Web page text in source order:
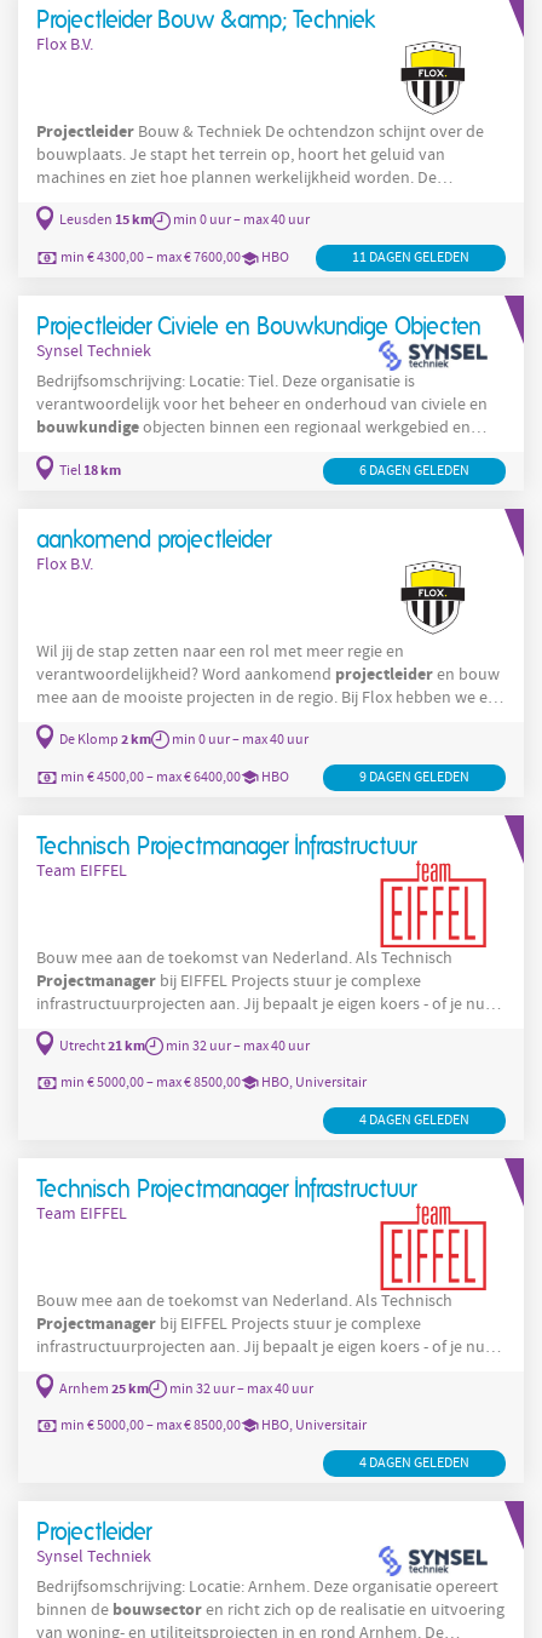
Projectleider Bouw &amp; Techniek
Flox B.V.
Projectleider Bouw & Techniek De ochtendzon schijnt over de
bouwplaats. Je stapt het terrein op, hoort het geluid van
machines en ziet hoe plannen werkelijkheid worden. De
ruwbouw staat, de installaties worden geplaatst en jouw team
werkt samen alsof het vanzelf gaat. Jij houdt het overzicht,
neemt beslissingen en zorgt dat iedereen weet wat de volgende
stap is. Dat gevoel van controle en samenwerking, dát is waar jij
Leusden 15 km min 0 uur – max 40 uur
min € 4300,00 – max € 7600,00 HBO 11 DAGEN GELEDEN
Projectleider Civiele en Bouwkundige Objecten
Synsel Techniek
Bedrijfsomschrijving: Locatie: Tiel. Deze organisatie is
verantwoordelijk voor het beheer en onderhoud van civiele en
bouwkundigeobjecten binnen een regionaal werkgebied en
werkt met multidisciplinaire teams die technische taken
combineren met coördinatie en beleidsmatige keuzes. In Tiel is
meerjarenonderhoudsplannen en het regisseren van renovatie-
en
Tiel18 km 6 DAGEN GELEDEN
aankomend projectleider
Flox B.V.
Wil jij de stap zetten naar een rol met meer regie en
verantwoordelijkheid? Word aankomend projectleideren bouw
mee aan de mooiste projecten in de regio. Bij Flox hebben we een
uniek aanbod aan vacatures bij middelgrote aannemers. Vaak
gaat het om posities waarvoor we discreet en heel persoonlijk
werven. Via ons ontdek je de verborgen parels in debouwsector
die je nergens anders tegenkomt. De functie Ben jij een
De Klomp 2 km min 0 uur – max 40 uur
min € 4500,00 – max € 6400,00 HBO 9 DAGEN GELEDEN
Technisch Projectmanager Infrastructuur
Team EIFFEL
Bouw mee aan de toekomst van Nederland. Als Technisch
Projectmanager bij EIFFEL Projects stuur je complexe
infrastructuurprojecten aan. Jij bepaalt je eigen koers - of je nu
specialist wordt of verschillende technische disciplines verkent.
Dit ga je doen Je bent het technisch geweten van projecten die
Nederland duurzamer en bereikbaarder maken. Je verbindt
mensen en expertise om projecten tot een succes te maken. Je
ontwikkelt technische projectplannen en bewaakt de
Utrecht21 km
min 32 uur – max 40 uur
min € 5000,00 – max € 8500,00
HBO, Universitair
4 DAGEN GELEDEN
Technisch Projectmanager Infrastructuur
Team EIFFEL
Bouw mee aan de toekomst van Nederland. Als Technisch
Projectmanager bij EIFFEL Projects stuur je complexe
infrastructuurprojecten aan. Jij bepaalt je eigen koers - of je nu
specialist wordt of verschillende technische disciplines verkent.
Dit ga je doen Je bent het technisch geweten van projecten die
Nederland duurzamer en bereikbaarder maken. Je verbindt
mensen en expertise om projecten tot een succes te maken. Je
ontwikkelt technische projectplannen en bewaakt de
Arnhem 25 km
min 32 uur – max 40 uur
min € 5000,00 – max € 8500,00
HBO, Universitair
4 DAGEN GELEDEN
Projectleider
Synsel Techniek
Bedrijfsomschrijving: Locatie: Arnhem. Deze organisatie opereert
binnen de bouwsectoren richt zich op de realisatie en uitvoering
van woning- en utiliteitsprojecten in en rond Arnhem. De